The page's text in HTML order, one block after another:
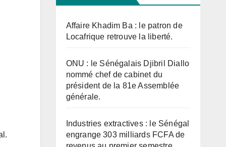
Affaire Khadim Ba : le patron de
Locafrique retrouve la liberté.
ONU : le Sénégalais Djibril Diallo
nommé chef de cabinet du
président de la 81e Assemblée
générale.
Industries extractives : le Sénégal
engrange 303 milliards FCFA de